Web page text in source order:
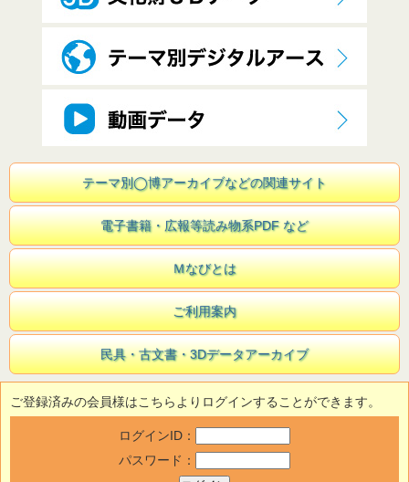
テーマ別◯博アーカイブなどの関連サイト
電子書籍・広報等読み物系PDF など
Ｍなびとは
ご利用案内
民具・古文書・3Dデータアーカイブ
ご登録済みの会員様はこちらよりログインすることができます。
ログインID：
パスワード：